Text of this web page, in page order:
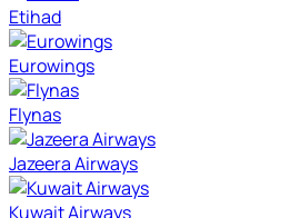
Etihad
Eurowings
Flynas
Jazeera Airways
Kuwait Airways